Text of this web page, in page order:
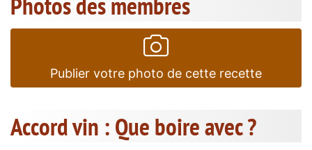
Publier votre photo de cette recette
Accord vin : Que boire avec ?